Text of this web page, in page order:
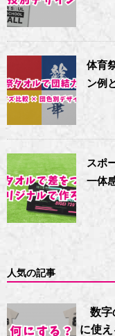
体育
ン例
スポ
一体
人気の記事
数字
に使